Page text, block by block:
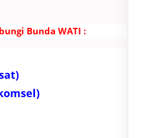
Bunda WATI :